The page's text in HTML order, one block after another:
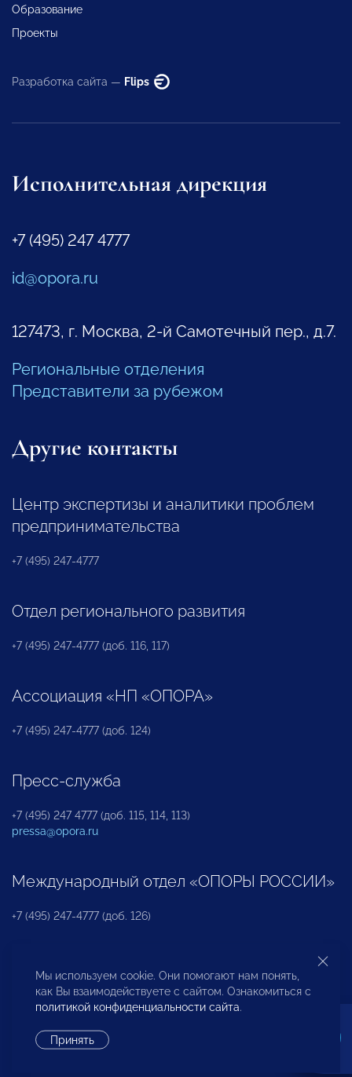
Образование
Проекты
Разработка сайта — Flips
Исполнительная дирекция
+7 (495) 247 4777
id@opora.ru
127473, г. Москва, 2-й Самотечный пер., д.7.
Региональные отделения
Представители за рубежом
Другие контакты
Центр экспертизы и аналитики проблем
предпринимательства
+7 (495) 247-4777
Отдел регионального развития
+7 (495) 247-4777 (доб. 116, 117)
Ассоциация «НП «ОПОРА»
+7 (495) 247-4777 (доб. 124)
Пресс-служба
+7 (495) 247 4777 (доб. 115, 114, 113)
pressa@opora.ru
Международный отдел «ОПОРЫ РОССИИ»
+7 (495) 247-4777 (доб. 126)
Бюро по защите прав предпринимателей и
инвесторов
Мы используем cookie. Они помогают нам понять,
как Вы взаимодействуете с сайтом. Ознакомиться с
политикой конфиденциальности сайта.
Принять